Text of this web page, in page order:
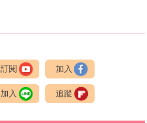
訂閱 加入
加入 追蹤